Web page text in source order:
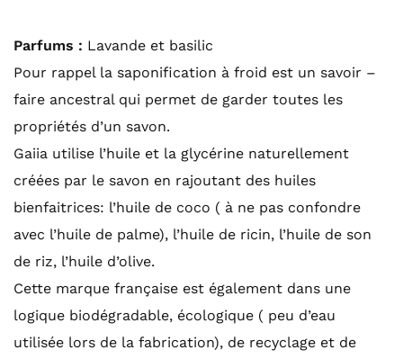
Parfums : Lavande et basilic
Pour rappel la saponification à froid est un savoir –
faire ancestral qui permet de garder toutes les
propriétés d’un savon.
Gaiia utilise l’huile et la glycérine naturellement
créées par le savon en rajoutant des huiles
bienfaitrices: l’huile de coco ( à ne pas confondre
avec l’huile de palme), l’huile de ricin, l’huile de son
de riz, l’huile d’olive.
Cette marque française est également dans une
logique biodégradable, écologique ( peu d’eau
utilisée lors de la fabrication), de recyclage et de